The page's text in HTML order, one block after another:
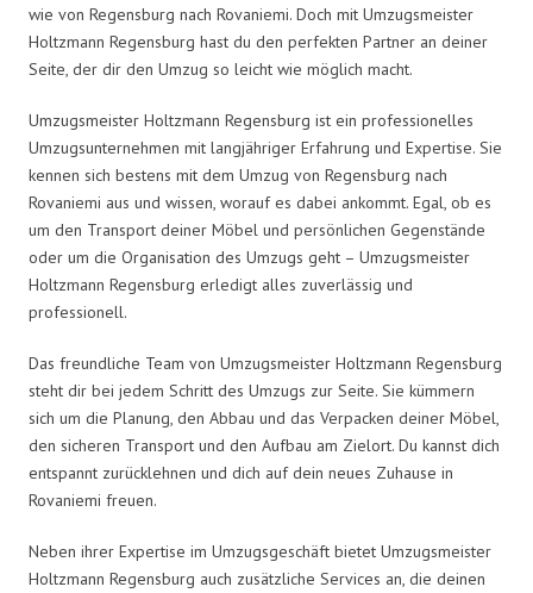
wie von Regensburg nach Rovaniemi. Doch mit Umzugsmeister
Holtzmann Regensburg hast du den perfekten Partner an deiner
Seite, der dir den Umzug so leicht wie möglich macht.
Umzugsmeister Holtzmann Regensburg ist ein professionelles
Umzugsunternehmen mit langjähriger Erfahrung und Expertise. Sie
kennen sich bestens mit dem Umzug von Regensburg nach
Rovaniemi aus und wissen, worauf es dabei ankommt. Egal, ob es
um den Transport deiner Möbel und persönlichen Gegenstände
oder um die Organisation des Umzugs geht – Umzugsmeister
Holtzmann Regensburg erledigt alles zuverlässig und
professionell.
Das freundliche Team von Umzugsmeister Holtzmann Regensburg
steht dir bei jedem Schritt des Umzugs zur Seite. Sie kümmern
sich um die Planung, den Abbau und das Verpacken deiner Möbel,
den sicheren Transport und den Aufbau am Zielort. Du kannst dich
entspannt zurücklehnen und dich auf dein neues Zuhause in
Rovaniemi freuen.
Neben ihrer Expertise im Umzugsgeschäft bietet Umzugsmeister
Holtzmann Regensburg auch zusätzliche Services an, die deinen